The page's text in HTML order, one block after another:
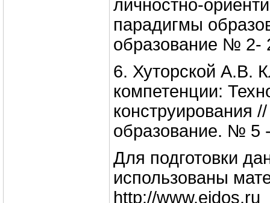
личностно-
парадигмы
образование № 2-
6. Хуторской А.В.
компетенции:
конструирования
образование. № 5
Для подготовки
использованы
http://www.eidos.ru